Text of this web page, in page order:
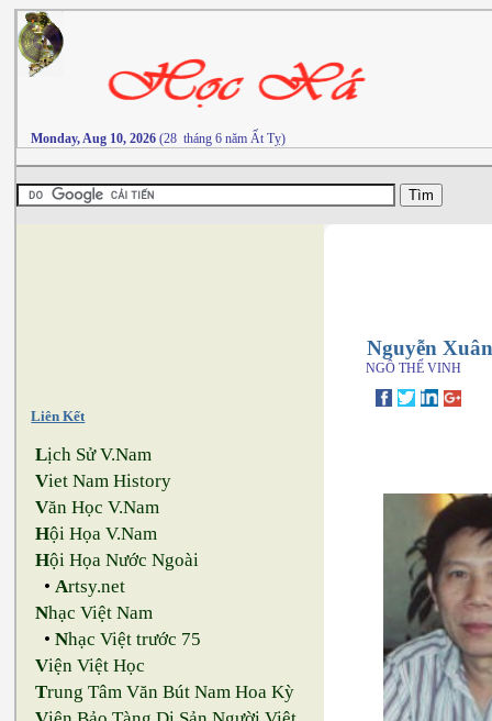
Monday, Aug 10, 2026 (28 tháng 6 năm Ất Tỵ)
Liên Kết
Lịch Sử V.Nam
Viet Nam History
Văn Học V.Nam
Hội Họa V.Nam
Hội Họa Nước Ngoài
•Artsy.net
Nhạc Việt Nam
•Nhạc Việt trước 75
Viện Việt Học
Trung Tâm Văn Bút Nam Hoa Kỳ
Nguyễn
NGÔ THẾ VINH